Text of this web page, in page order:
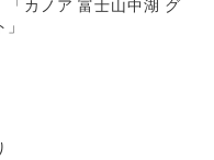
「カノア 富士山中湖 グ